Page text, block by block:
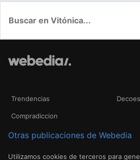
Trendencias
Compradiccion
Otras publicaciones de Webedia
Utilizamos cookies de terceros para